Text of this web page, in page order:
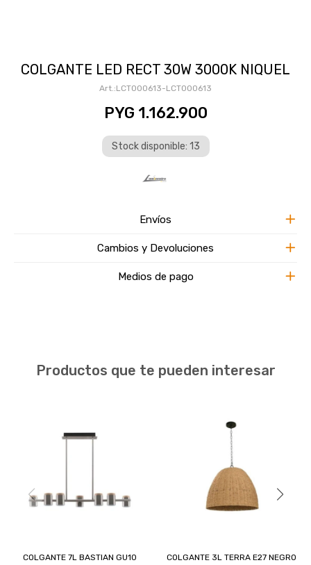
COLGANTE LED RECT 30W 3000K NIQUEL
LCT000613-LCT000613
PYG 1.162.900
Stock disponible: 13
Envíos
Cambios y Devoluciones
Medios de pago
Productos que te pueden interesar
COLGANTE 7L BASTIAN GU10
COLGANTE 3L TERRA E27 NEGRO